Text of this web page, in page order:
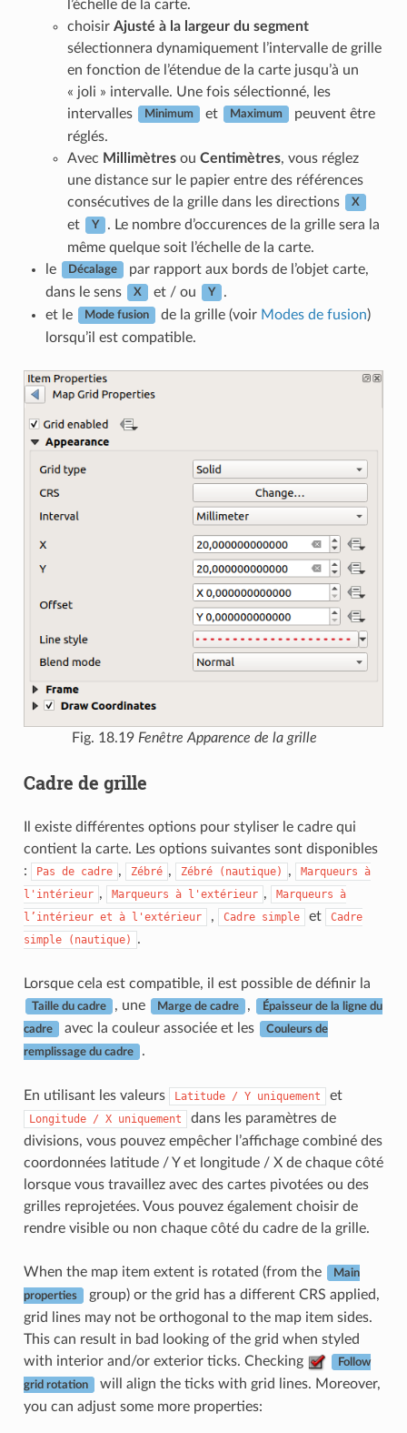
l’échelle de la carte.
choisir Ajusté à la largeur du segment
sélectionnera dynamiquement l’intervalle de grille
en fonction de l’étendue de la carte jusqu’à un
« joli » intervalle. Une fois sélectionné, les
intervalles
Minimum et Maximum
peuvent être
réglés.
Avec Millimètresou Centimètres, vous réglez
une distance sur le papier entre des références
consécutives de la grille dans les directions
X
et Y
. Le nombre d’occurences de la grille sera la
même quelque soit l’échelle de la carte.
le
Décalage
par rapport aux bords de l’objet carte,
dans le sens
X et / ou Y
.
et le
Mode fusion de la grille (voir Modes de fusion)
lorsqu’il est compatible.
Fig. 18.19 Fenêtre Apparence de la grille
Cadre de grille
Il existe différentes options pour styliser le cadre qui
contient la carte. Les options suivantes sont disponibles
:
Pas de cadre , Zébré , Zébré (nautique) , Marqueurs à
l'intérieur , Marqueurs à l'extérieur , Marqueurs à
l’intérieur et à l'extérieur , Cadre simple et
Cadre
simple
(nautique) .
Lorsque cela est compatible, il est possible de définir la
Taille du cadre , une Marge de cadre , Épaisseur de la ligne du
cadre avec la couleur associée et les Couleurs de
remplissage du cadre .
En utilisant les valeurs Latitude / Y uniquement et
Longitude / X uniquement
dans les paramètres de
divisions, vous pouvez empêcher l’affichage combiné des
coordonnées latitude / Y et longitude / X de chaque côté
lorsque vous travaillez avec des cartes pivotées ou des
grilles reprojetées. Vous pouvez également choisir de
rendre visible ou non chaque côté du cadre de la grille.
When the map item extent is rotated (from the Main
properties
group) or the grid has a different CRS applied,
grid lines may not be orthogonal to the map item sides.
This can result in bad looking of the grid when styled
with interior and/or exterior ticks. Checking
Follow
grid rotation
will align the ticks with grid lines. Moreover,
you can adjust some more properties: